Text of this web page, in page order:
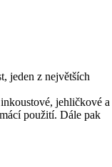
jeden z největších
jehličkové
použití. Dále pak